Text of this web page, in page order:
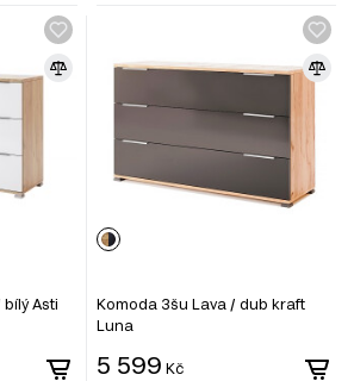
Asti
Komoda 3šu Lava / dub kraft
Luna
5 599 Kč